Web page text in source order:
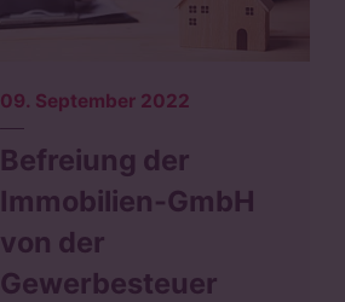
09. September 2022
Befreiung der
Immobilien-GmbH
von der
Gewerbesteuer